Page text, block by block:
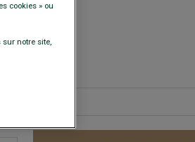
cookies » ou
notre site,